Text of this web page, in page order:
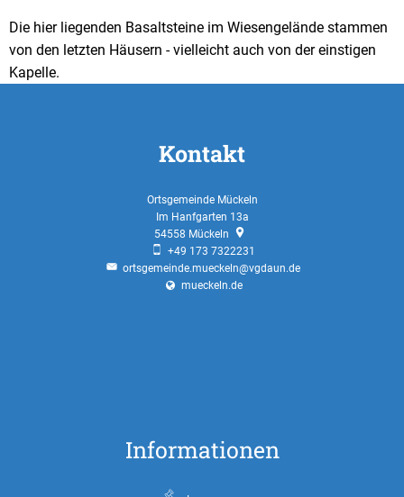
Die hier liegenden Basaltsteine im Wiesengelände stammen
von den letzten Häusern - vielleicht auch von der einstigen
Kapelle.
Kontakt
Ortsgemeinde Mückeln
Im Hanfgarten 13a
54558 Mückeln
+49 173 7322231
ortsgemeinde.mueckeln@vgdaun.de
mueckeln.de
Informationen